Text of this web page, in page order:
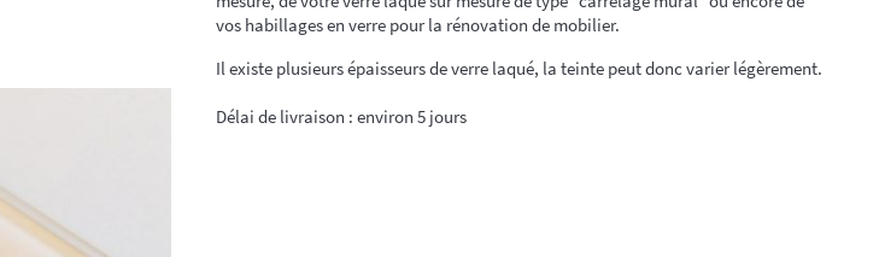
vos habillages en verre pour la rénovation de mobilier.
Il existe plusieurs épaisseurs de verre laqué, la teinte peut donc varier légèrement.
Délai de livraison : environ 5 jours